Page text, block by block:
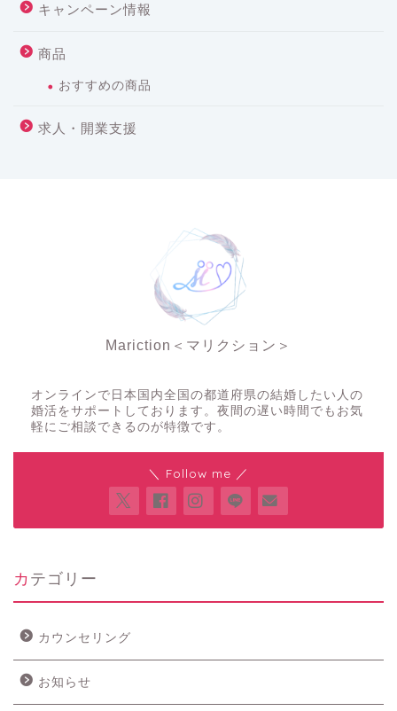
キャンペーン情報
商品
おすすめの商品
求人・開業支援
Mariction＜マリクション＞
オンラインで日本国内全国の都道府県の結婚したい人の
婚活をサポートしております。夜間の遅い時間でもお気
軽にご相談できるのが特徴です。
＼ Follow me ／
カテゴリー
カウンセリング
お知らせ